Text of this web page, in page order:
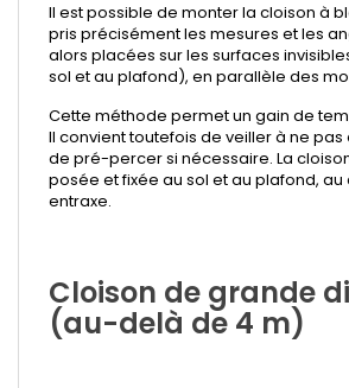
Il est possible de monter la cloison à
pris précisément les mesures et les
alors placées sur les surfaces
sol et au plafond), en parallèle des
Cette méthode permet un gain de
Il convient toutefois de veiller à ne
de pré-percer si nécessaire. La
posée et fixée au sol et au plafond,
entraxe.
Cloison de grande
(au-delà de 4 m)